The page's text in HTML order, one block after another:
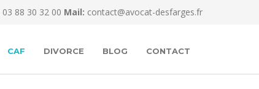
03 88 30 32 00 Mail: contact@avocat-desfarges.fr
CAF DIVORCE BLOG CONTACT